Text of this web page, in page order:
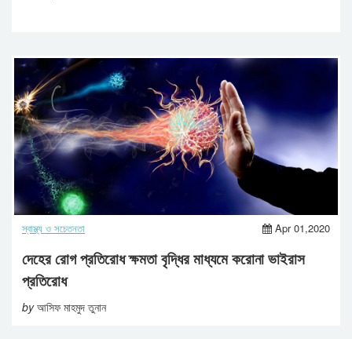
স্বাস্থ্য ও সচেতনতা Apr 01,2020
দেহের রোগ প্রতিরোধ ক্ষমতা বৃদ্ধির মাধ্যমে করোনা ভাইরাস
প্রতিরোধ
byআসিফ মাহমুদ তুনান